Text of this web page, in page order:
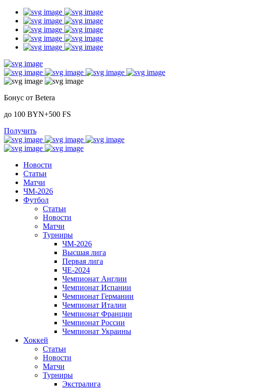
Бонус от Betera
до 100 BYN+500 FS
Получить
Новости
Статьи
Матчи
ЧМ-2026
Футбол
Статьи
Новости
Матчи
Турниры
ЧМ-2026
Высшая лига
Первая лига
ЧЕ-2024
Чемпионат Англии
Чемпионат Испании
Чемпионат Германии
Чемпионат Италии
Чемпионат Франции
Чемпионат России
Чемпионат Украины
Хоккей
Статьи
Новости
Матчи
Турниры
Экстралига